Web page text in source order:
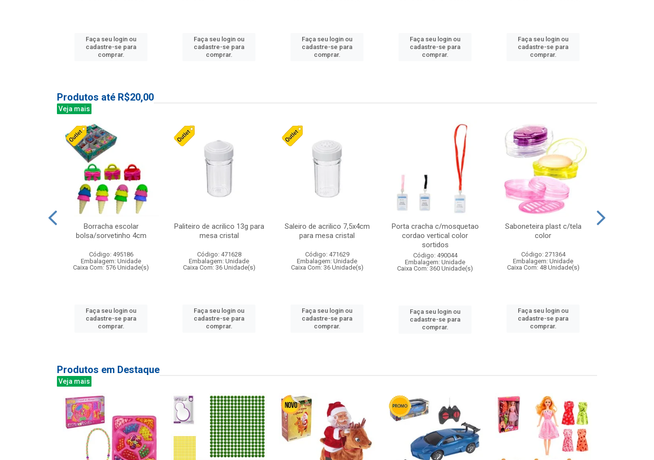
Faça seu login ou
cadastre-se para
comprar.
Faça seu login ou
cadastre-se para
comprar.
Faça seu login ou
cadastre-se para
comprar.
Faça seu login ou
cadastre-se para
comprar.
Faça seu login ou
cadastre-se para
comprar.
Produtos até R$20,00
Veja mais
Borracha escolar
bolsa/sorvetinho 4cm
Código: 495186
Embalagem: Unidade
Caixa Com: 576 Unidade(s)
Faça seu login ou
cadastre-se para
comprar.
Paliteiro de acrilico 13g para
mesa cristal
Código: 471628
Embalagem: Unidade
Caixa Com: 36 Unidade(s)
Faça seu login ou
cadastre-se para
comprar.
Saleiro de acrilico 7,5x4cm
para mesa cristal
Código: 471629
Embalagem: Unidade
Caixa Com: 36 Unidade(s)
Faça seu login ou
cadastre-se para
comprar.
Porta cracha c/mosquetao
cordao vertical color
sortidos
Código: 490044
Embalagem: Unidade
Caixa Com: 360 Unidade(s)
Faça seu login ou
cadastre-se para
comprar.
Saboneteira plast c/tela
color
Código: 271364
Embalagem: Unidade
Caixa Com: 48 Unidade(s)
Faça seu login ou
cadastre-se para
comprar.
Produtos em Destaque
Veja mais